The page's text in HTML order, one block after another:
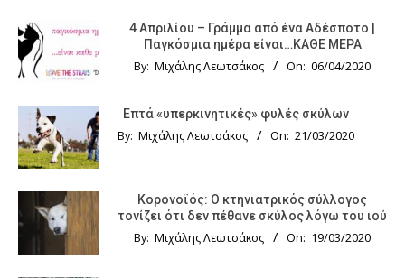
4 Απριλίου – Γράμμα από ένα Αδέσποτο |
Παγκόσμια ημέρα είναι…ΚΑΘΕ ΜΕΡΑ
By: Μιχάλης Λεωτσάκος On: 06/04/2020
Επτά «υπερκινητικές» φυλές σκύλων
By: Μιχάλης Λεωτσάκος On: 21/03/2020
Κορονοϊός: Ο κτηνιατρικός σύλλογος
τονίζει ότι δεν πέθανε σκύλος λόγω του ιού
By: Μιχάλης Λεωτσάκος On: 19/03/2020